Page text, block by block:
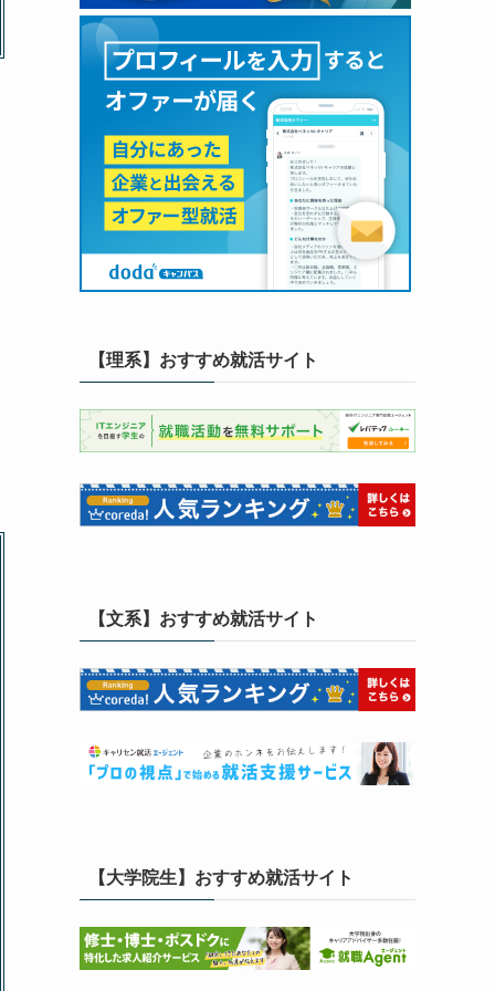
【理系】おすすめ就活サイト
【文系】おすすめ就活サイト
【大学院生】おすすめ就活サイト